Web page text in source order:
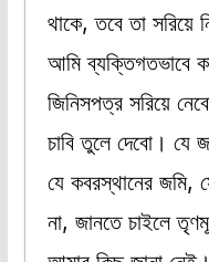
থাকে, তবে তা
আমি ব্যক্তিগতভাবে
জিনিসপত্র সরিয়ে
চাবি তুলে দেবো। যে
যে কবরস্থানের জমি,
না, জানতে চাইলে